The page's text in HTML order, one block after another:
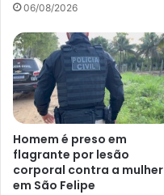
06/08/2026
Homem é preso em
flagrante por lesão
corporal contra a mulher
em São Felipe